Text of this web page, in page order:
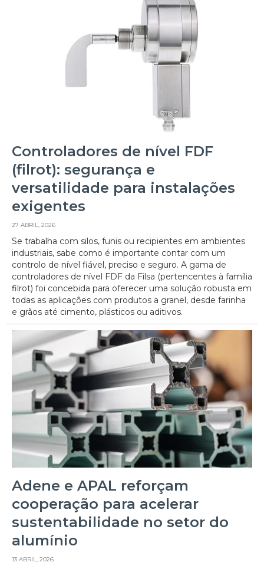
Controladores de nível FDF
(filrot): segurança e
versatilidade para instalações
exigentes
27 ABRIL, 2026
Se trabalha com silos, funis ou recipientes em ambientes
industriais, sabe como é importante contar com um
controlo de nível fiável, preciso e seguro. A gama de
controladores de nível FDF da Filsa (pertencentes à família
filrot) foi concebida para oferecer uma solução robusta em
todas as aplicações com produtos a granel, desde farinha
e grãos até cimento, plásticos ou aditivos.
Adene e APAL reforçam
cooperação para acelerar
sustentabilidade no setor do
alumínio
13 ABRIL, 2026